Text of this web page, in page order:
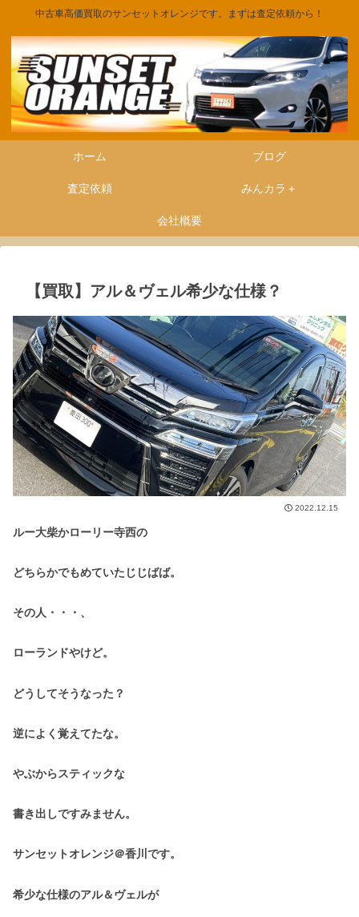
中古車高価買取のサンセットオレンジです。まずは査定依頼から！
ホーム ブログ
査定依頼 みんカラ＋
会社概要
【買取】アル＆ヴェル希少な仕様？
2022.12.15
ルー大柴かローリー寺西の
どちらかでもめていたじじばば。
その人・・・、
ローランドやけど。
どうしてそうなった？
逆によく覚えてたな。
やぶからスティックな
書き出しですみません。
サンセットオレンジ＠香川です。
希少な仕様のアル＆ヴェルが